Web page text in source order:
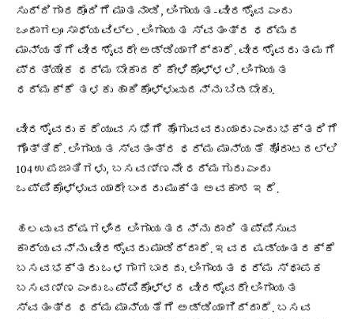
ಸುದ್ದಿಗಾರರೊಂದಿಗೆ ಮಾತನಾಡಿ, ಲಿಂಗಾಯತ-ವೀರಶೈವ ಎಂದು
ಒಂದಾಗಲೂ ಸಾಧ್ಯವಿಲ್ಲ. ಲಿಂಗಾಯತ ಸ್ವತಂತ್ರ ಧರ್ಮದ
ಮಾನ್ಯತೆಗೆ ವೀರಶೈವರೇ ಅಡ್ಡಿಯಾಗಿದ್ದಾರೆ. ವೀರಶೈವರು ತಮಗೆ
ಪ್ರತ್ಯೇಕ ಧರ್ಮ ಬೇಕಾದರೆ ಕೇಳಿಕೊಳ್ಳಲಿ. ಲಿಂಗಾಯತ
ಧರ್ಮಕ್ಕೆ ತಳಕು ಹಾಕಿಕೊಳ್ಳುವುದನ್ನು ಬಿಡಬೇಕು.
ವೀರಶೈವರು ಕರೆಯುವ ಸಭೆಗೆ ಹೊಗುವವರು ಯಾರು ಎಂದು ಭಕ್ತರಿಗೆ
ಗೊತ್ತಿದೆ. ಲಿಂಗಾಯತ ಸ್ವತಂತ್ರ ಧರ್ಮ ಮಾನ್ಯತೆ ಹೋರಾಟದಲ್ಲಿ
104 ಉಪಜಾತಿಗಳು, ಬಸವಣ್ಣನೇ ಧರ್ಮಗುರು ಎಂದು
ಒಪ್ಪಿಕೊಳ್ಳುವ ಯಾರೇ ಬಂದರು ಮುಕ್ತ ಅವಕಾಶ ಇದೆ.
ಹಲವು ವರ್ಷಗಳಿಂದ ಲಿಂಗಾಯತರನ್ನು ದಾರಿ ತಪ್ಪಿಸುವ
ಕಾರ್ಯವನ್ನು ವೀರಶೈವರು ಮಾಡಿದ್ದಾರೆ. ಇವರ ಷಡ್ಯಂತರಕ್ಕೆ
ಬಸವಭಕ್ತರು ಒಳಗಾಗಬಾರದು. ಲಿಂಗಾಯತ ಧರ್ಮ ಸ್ಥಾಪಕ
ಬಸವಣ್ಣ ಎಂದು ಒಪ್ಪಿಕೊಳ್ಳದ ವೀರಶೈವರೇ ಲಿಂಗಾಯತ
ಸ್ವತಂತ್ರ ಧರ್ಮ ಮಾನ್ಯತೆಗೆ ಅಡ್ಡಿಯಾಗಿದ್ದಾರೆ. ಬಸವ